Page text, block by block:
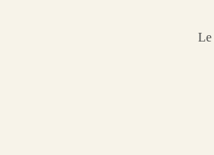
Le